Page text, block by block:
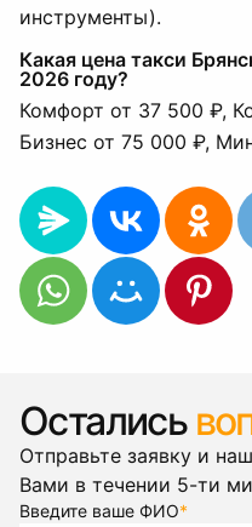
инструменты).
Какая цена такси
2026 году?
Комфорт от 37 500 ₽,
Бизнес от 75 000 ₽,
Остались
Отправьте заявку и
Вами в течении 5-ти
Введите ваше ФИО*